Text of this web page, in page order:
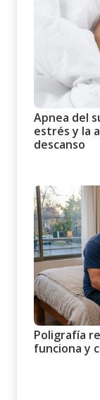
Apnea del
estrés y la
descanso
Poligrafía
funciona y